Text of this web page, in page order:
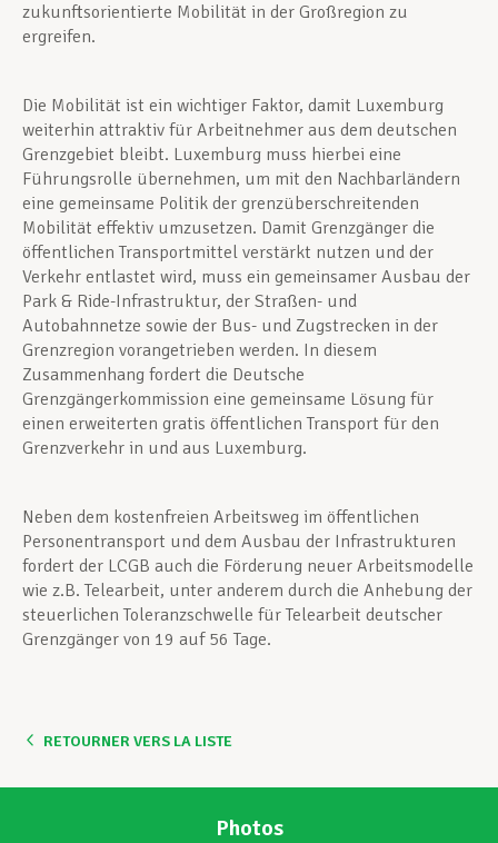
zukunftsorientierte Mobilität in der Großregion zu
ergreifen.
Die Mobilität ist ein wichtiger Faktor, damit Luxemburg
weiterhin attraktiv für Arbeitnehmer aus dem deutschen
Grenzgebiet bleibt. Luxemburg muss hierbei eine
Führungsrolle übernehmen, um mit den Nachbarländern
eine gemeinsame Politik der grenzüberschreitenden
Mobilität effektiv umzusetzen. Damit Grenzgänger die
öffentlichen Transportmittel verstärkt nutzen und der
Verkehr entlastet wird, muss ein gemeinsamer Ausbau der
Park & Ride-Infrastruktur, der Straßen- und
Autobahnnetze sowie der Bus- und Zugstrecken in der
Grenzregion vorangetrieben werden. In diesem
Zusammenhang fordert die Deutsche
Grenzgängerkommission eine gemeinsame Lösung für
einen erweiterten gratis öffentlichen Transport für den
Grenzverkehr in und aus Luxemburg.
Neben dem kostenfreien Arbeitsweg im öffentlichen
Personentransport und dem Ausbau der Infrastrukturen
fordert der LCGB auch die Förderung neuer Arbeitsmodelle
wie z.B. Telearbeit, unter anderem durch die Anhebung der
steuerlichen Toleranzschwelle für Telearbeit deutscher
Grenzgänger von 19 auf 56 Tage.
RETOURNER VERS LA LISTE
Photos